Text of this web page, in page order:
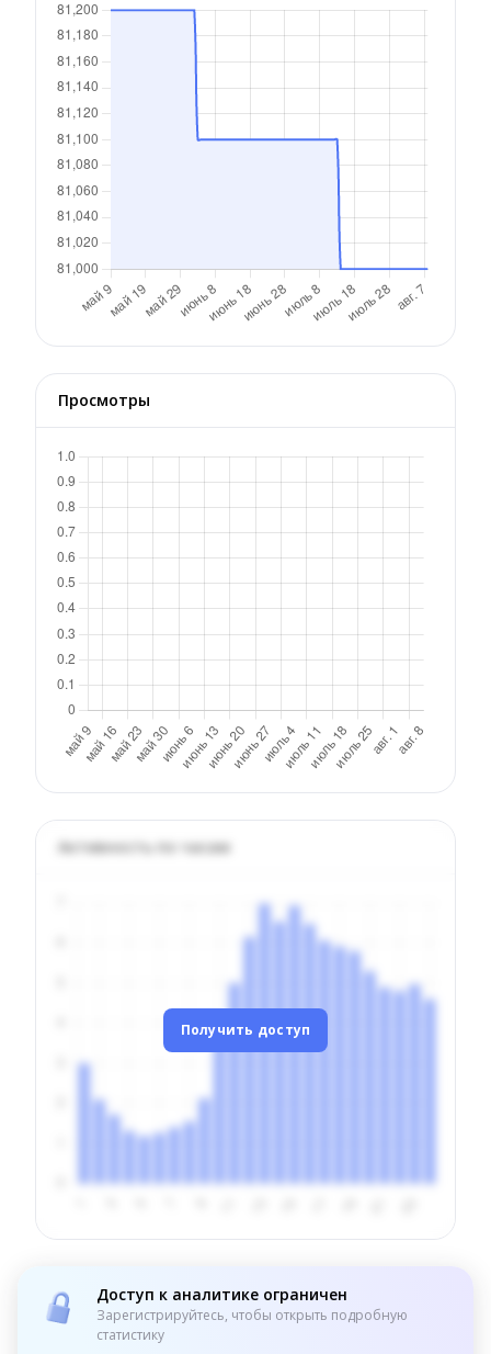
Просмотры
Активность по часам
Получить доступ
Доступ к аналитике ограничен
Зарегистрируйтесь, чтобы открыть подробную
статистику